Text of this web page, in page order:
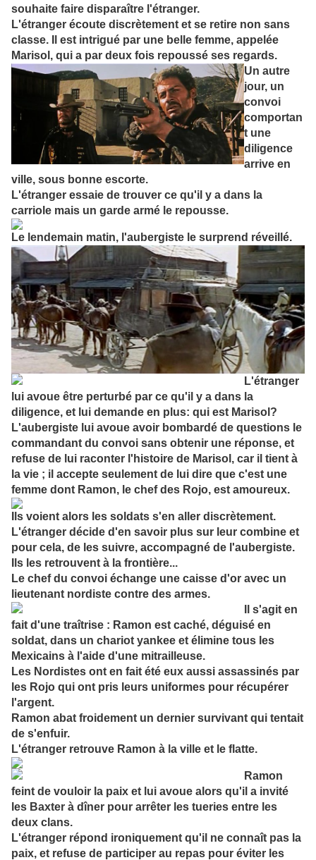
souhaite faire disparaître l'étranger.
L'étranger écoute discrètement et se retire non sans
classe. Il est intrigué par une belle femme, appelée
Marisol, qui a par deux fois repoussé ses regards.
Un autre
jour, un
convoi
comportan
t une
diligence
arrive en
ville, sous bonne escorte.
L'étranger essaie de trouver ce qu'il y a dans la
carriole mais un garde armé le repousse.
Le lendemain matin, l'aubergiste le surprend réveillé.
L'étranger
lui avoue être perturbé par ce qu'il y a dans la
diligence, et lui demande en plus: qui est Marisol?
L'aubergiste lui avoue avoir bombardé de questions le
commandant du convoi sans obtenir une réponse, et
refuse de lui raconter l'histoire de Marisol, car il tient à
la vie ; il accepte seulement de lui dire que c'est une
femme dont Ramon, le chef des Rojo, est amoureux.
Ils voient alors les soldats s'en aller discrètement.
L'étranger décide d'en savoir plus sur leur combine et
pour cela, de les suivre, accompagné de l'aubergiste.
Ils les retrouvent à la frontière...
Le chef du convoi échange une caisse d'or avec un
lieutenant nordiste contre des armes.
Il s'agit en
fait d'une traîtrise : Ramon est caché, déguisé en
soldat, dans un chariot yankee et élimine tous les
Mexicains à l'aide d'une mitrailleuse.
Les Nordistes ont en fait été eux aussi assassinés par
les Rojo qui ont pris leurs uniformes pour récupérer
l'argent.
Ramon abat froidement un dernier survivant qui tentait
de s'enfuir.
L'étranger retrouve Ramon à la ville et le flatte.
Ramon
feint de vouloir la paix et lui avoue alors qu'il a invité
les Baxter à dîner pour arrêter les tueries entre les
deux clans.
L'étranger répond ironiquement qu'il ne connaît pas la
paix, et refuse de participer au repas pour éviter les